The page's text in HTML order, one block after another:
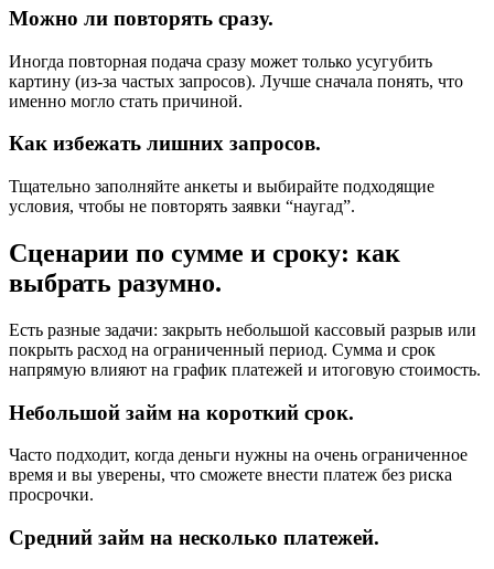
Можно ли повторять сразу.
Иногда повторная подача сразу может только усугубить
картину (из-за частых запросов). Лучше сначала понять, что
именно могло стать причиной.
Как избежать лишних запросов.
Тщательно заполняйте анкеты и выбирайте подходящие
условия, чтобы не повторять заявки “наугад”.
Сценарии по сумме и сроку: как
выбрать разумно.
Есть разные задачи: закрыть небольшой кассовый разрыв или
покрыть расход на ограниченный период. Сумма и срок
напрямую влияют на график платежей и итоговую стоимость.
Небольшой займ на короткий срок.
Часто подходит, когда деньги нужны на очень ограниченное
время и вы уверены, что сможете внести платеж без риска
просрочки.
Средний займ на несколько платежей.